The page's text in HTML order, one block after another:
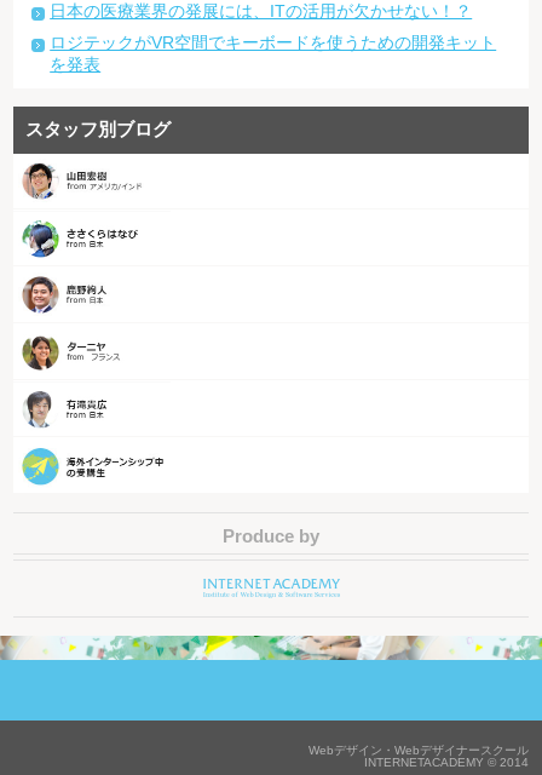
日本の医療業界の発展には、ITの活用が欠かせない！？
ロジテックがVR空間でキーボードを使うための開発キット
を発表
スタッフ別ブログ
Produce by
Webデザイン・Webデザイナースクール
INTERNETACADEMY © 2014